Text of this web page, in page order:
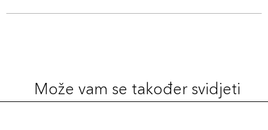
Može vam se također svidjeti